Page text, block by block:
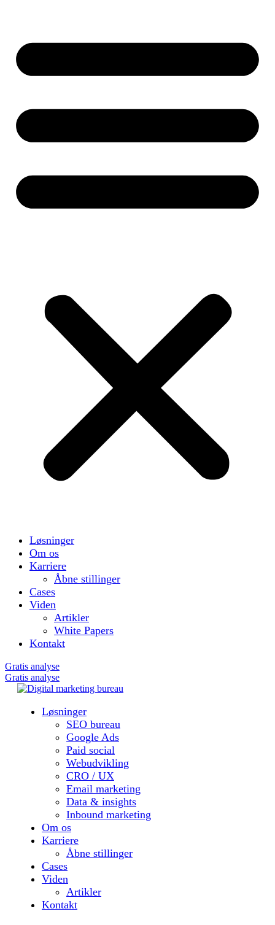
Løsninger
Om os
Karriere
Åbne stillinger
Cases
Viden
Artikler
White Papers
Kontakt
Gratis analyse
Gratis analyse
Løsninger
SEO bureau
Google Ads
Paid social
Webudvikling
CRO / UX
Email marketing
Data & insights
Inbound marketing
Om os
Karriere
Åbne stillinger
Cases
Viden
Artikler
Kontakt